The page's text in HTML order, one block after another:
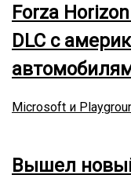
Forza
DLC с
Microsoft и
Вышел